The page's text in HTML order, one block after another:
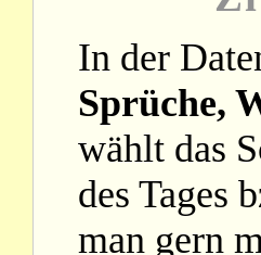
In der
Sprüche,
wählt das
des Tages
man gern